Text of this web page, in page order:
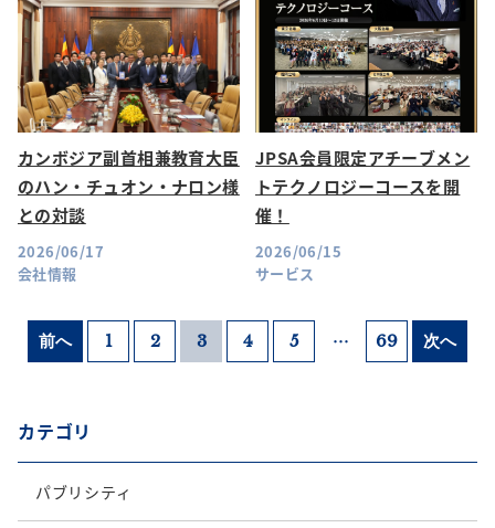
カンボジア副首相兼教育大臣
のハン・チュオン・ナロン様
との対談
会社情報
2026/06/17
JPSA会員限定アチーブメン
トテクノロジーコースを開
催！
サービス
2026/06/15
前へ 1 2 3 4 5 … 69 次へ
カテゴリ
パブリシティ